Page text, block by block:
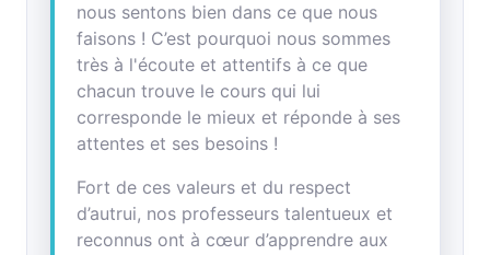
nous sentons bien dans ce que nous
faisons ! C’est pourquoi nous sommes
très à l'écoute et attentifs à ce que
chacun trouve le cours qui lui
corresponde le mieux et réponde à ses
attentes et ses besoins !
Fort de ces valeurs et du respect
d’autrui, nos professeurs talentueux et
reconnus ont à cœur d’apprendre aux